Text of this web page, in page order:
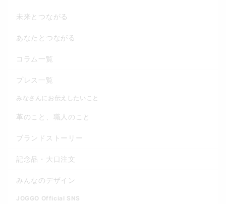
未来とつながる
あなたとつながる
コラム一覧
プレス一覧
みなさんにお伝えしたいこと
革のこと、職人のこと
ブランドストーリー
記念品・大口注文
みんなのデザイン
JOGGO Official SNS